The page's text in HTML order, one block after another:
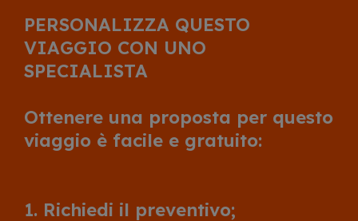
PERSONALIZZA QUESTO
VIAGGIO CON UNO
SPECIALISTA
Ottenere una proposta per questo
viaggio è facile e gratuito:
1. Richiedi il preventivo;